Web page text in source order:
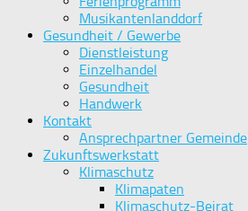
Musikantenlanddorf
Gesundheit / Gewerbe
Dienstleistung
Einzelhandel
Gesundheit
Handwerk
Kontakt
Ansprechpartner Gemeinde
Zukunftswerkstatt
Klimaschutz
Klimapaten
Klimaschutz-Beirat